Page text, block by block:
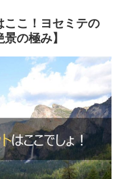
ここ！ヨセミテの
の極み】